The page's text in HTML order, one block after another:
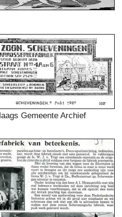
Gemeente Archief